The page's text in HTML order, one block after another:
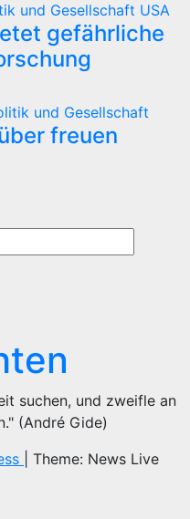
und Gesellschaft USA
gefährliche
und Gesellschaft
freuen
suchen, und zweifle an
(André Gide)
Theme: News Live